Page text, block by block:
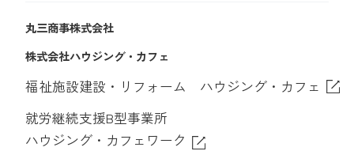
丸三商事株式会社
株式会社ハウジング・カフェ
福祉施設建設・リフォーム ハウジング・カフェ
就労継続支援B型事業所
ハウジング・カフェワーク